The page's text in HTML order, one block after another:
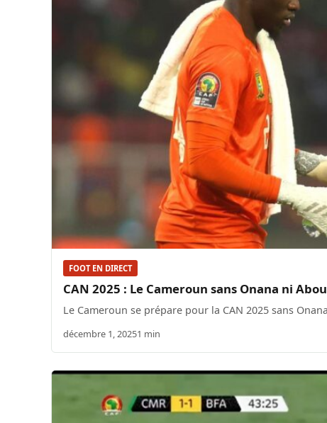
FOOT EN DIRECT
CAN 2025 : Le Cameroun sans Onana ni
Le Cameroun se prépare pour la CAN 2025 sans
décembre 1, 20251 min